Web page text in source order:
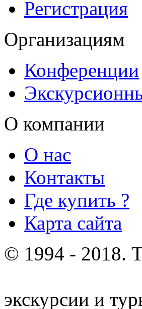
Регистрация
Организациям
Конференции
О компании
О нас
Контакты
Где купить ?
Карта сайта
© 1994 - 2018.
экскурсии и